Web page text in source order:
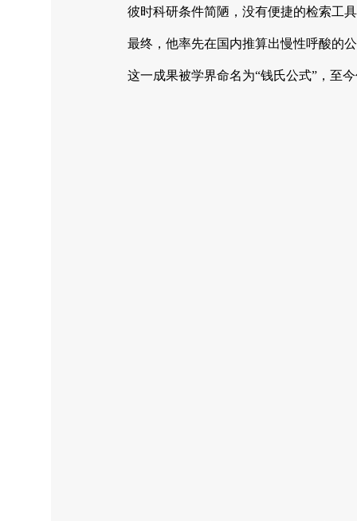
彼时科研条件简陋，没有便捷的检索工
最终，他率先在国内推算出慢性呼酸的
这一成果被学界命名为“钱氏公式”，至